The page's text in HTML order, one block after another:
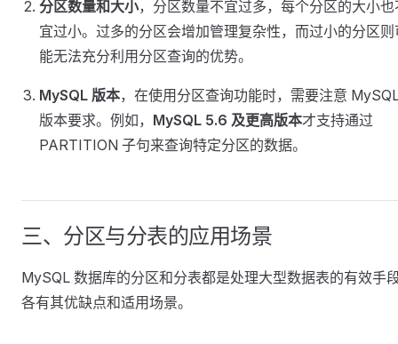
分区数量和大小，分区数量不宜过多，每个分区的大小也
宜过小。过多的分区会增加管理复杂性，而过小的分区则
能无法充分利用分区查询的优势。
MySQL 版本，在使用分区查询功能时，需要注意
版本要求。例如， MySQL 5.6 及更高版本才支持通过
PARTITION 子句来查询特定分区的数据。
三、分区与分表的应用场景
MySQL 数据库的分区和分表都是处理大型数据表的有效手
各有其优缺点和适用场景。